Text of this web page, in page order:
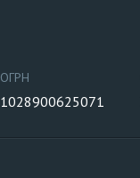
ОГРН
1028900625071